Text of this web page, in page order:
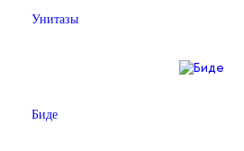
Унитазы
Биде